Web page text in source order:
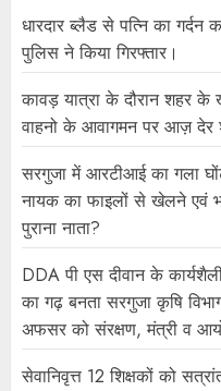
धारदार ब्लैड से पत्नि का
पुलिस ने किया गिरफ्तार।
कावड़ यात्रा के दौरान शहर के
वाहनो के आवागमन पर आज़ देर
सरगुजा में आरटीआई का गला
नायक का फाइलों से खेलने एवं
पुराना नाता?
DDA पी एस दीवान के
का गढ़ बनता सरगुजा कृषि
अफसर को संरक्षण, मंत्री व
सेवानिवृत्त 12 शिक्षकों को